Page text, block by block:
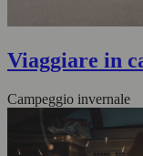
Viaggiare in
Campeggio invernale